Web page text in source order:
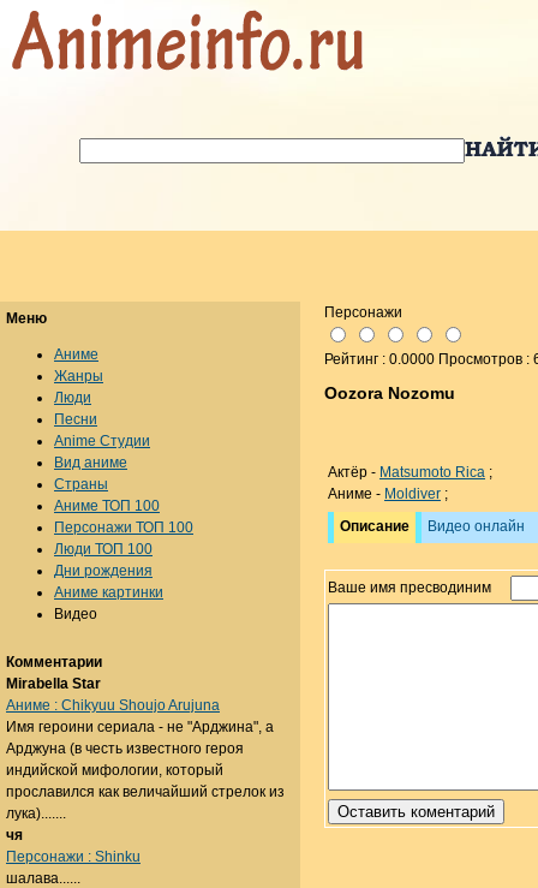
Персонажи
Рейтинг : 0.0000 Просмотров :
Oozora Nozomu
Актёр - Matsumoto Rica ;
Аниме - Moldiver ;
Описание
Видео онлайн
Ваше имя пресводиним
Меню
Аниме
Жанры
Люди
Песни
Anime Студии
Вид аниме
Страны
Аниме ТОП 100
Персонажи ТОП 100
Люди ТОП 100
Дни рождения
Аниме картинки
Видео
Комментарии
Mirabella Star
Аниме : Chikyuu Shoujo Arujuna
Имя героини сериала - не "Арджина", а
Арджуна (в честь известного героя
индийской мифологии, который
прославился как величайший стрелок из
лука).......
чя
Персонажи : Shinku
шалава......